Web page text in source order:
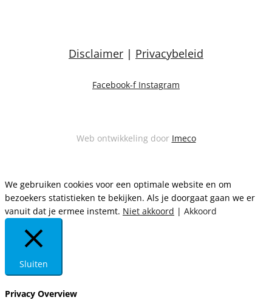
Disclaimer | Privacybeleid
Facebook-f Instagram
Web ontwikkeling door Imeco
We gebruiken cookies voor een optimale website en om
bezoekers statistieken te bekijken. Als je doorgaat gaan we er
vanuit dat je ermee instemt. Niet akkoord | Akkoord
Sluiten
Privacy Overview